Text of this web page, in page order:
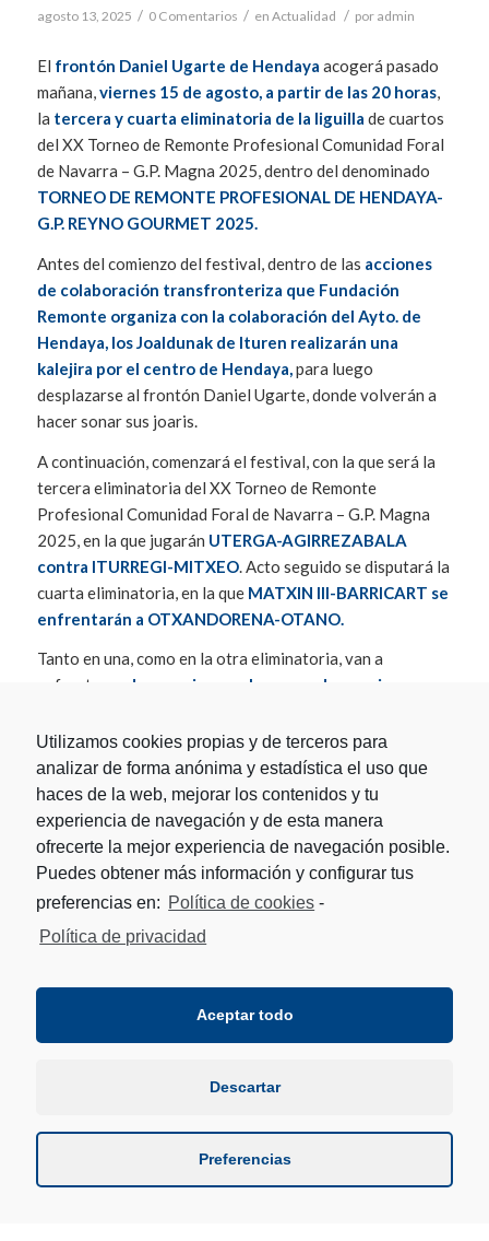
agosto 13, 2025 / 0 Comentarios / en Actualidad / por admin
El frontón Daniel Ugarte de Hendaya acogerá pasado
mañana,viernes 15 de agosto, a partir de las 20 horas,
la tercera y cuarta eliminatoria de la liguilla de cuartos
del XX Torneo de Remonte Profesional Comunidad Foral
de Navarra – G.P. Magna 2025, dentro del denominado
TORNEO DE REMONTE PROFESIONAL DE HENDAYA-
G.P. REYNO GOURMET 2025.
Antes del comienzo del festival, dentro de las acciones
de colaboración transfronteriza que Fundación
Remonte organiza con la colaboración del Ayto. de
Hendaya, los Joaldunak de Ituren realizarán una
kalejira por el centro de Hendaya,para luego
desplazarse al frontón Daniel Ugarte, donde volverán a
hacer sonar sus joaris.
A continuación, comenzará el festival, con la que será la
tercera eliminatoria del XX Torneo de Remonte
Profesional Comunidad Foral de Navarra – G.P. Magna
2025, en la que jugarán UTERGA-AGIRREZABALA
contra ITURREGI-MITXEO. Acto seguido se disputará la
cuarta eliminatoria, en la que MATXIN III-BARRICART se
enfrentarán a OTXANDORENA-OTANO.
Tanto en una, como en la otra eliminatoria, van a
enfrentarse
dos parejas que han ganado su primer
contrario, han perdido su primer enfrentamiento
UTERGA-AGIRREZABALAperdieron contra
OTXANDORENA- OTANO en Aoiz, y MATXIN III-
BARRICART cayeron ante ITURREGI-MITXEO en
Sartaguda.Este viernes vuelven a jugar, pero los
enfrentamientos les emparejan de distinta manera.
Aunque, con esta dos eliminatorias, todavía no se llegue
al ecuador de la liguilla, ya que estas son la tercera y
cada pareja disputará cuatro partidos de liguilla, ypara
estas cuatro parejas este será su segundo
enfrentamiento.
Utilizamos cookies propias y de terceros para
analizar de forma anónima y estadística el uso que
haces de la web, mejorar los contenidos y tu
experiencia de navegación y de esta manera
ofrecerte la mejor experiencia de navegación posible.
Puedes obtener más información y configurar tus
preferencias en: Política de cookies -
Política de privacidad
Aceptar todo
Descartar
Preferencias